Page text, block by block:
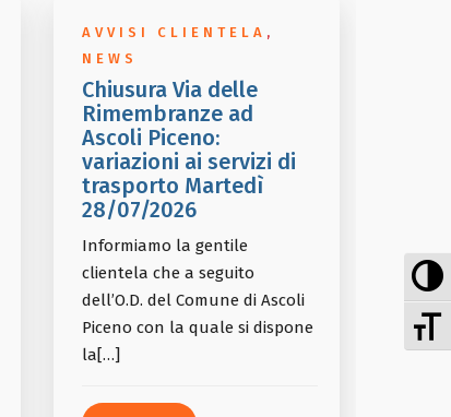
AVVISI CLIENTELA ,
NEWS
Chiusura Via delle
Rimembranze ad
Ascoli Piceno:
variazioni ai servizi di
trasporto Martedì
28/07/2026
Informiamo la gentile
clientela che a seguito
dell’O.D. del Comune di Ascoli
Piceno con la quale si dispone
la[…]